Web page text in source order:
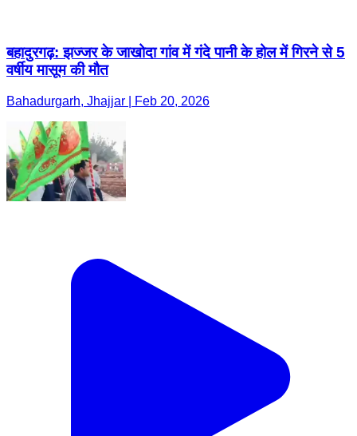
बहादुरगढ़: झज्जर के जाखोदा गांव में गंदे पानी के होल में गिरने से 5
वर्षीय मासूम की मौत
Bahadurgarh, Jhajjar | Feb 20, 2026